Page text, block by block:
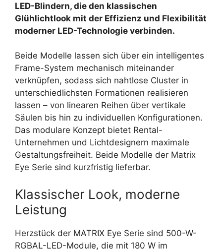
LED-Blindern, die den klassischen
Glühlichtlook mit der Effizienz und Flexibilität
moderner LED-Technologie verbinden.
Beide Modelle lassen sich über ein intelligentes
Frame-System mechanisch miteinander
verknüpfen, sodass sich nahtlose Cluster in
unterschiedlichsten Formationen realisieren
lassen – von linearen Reihen über vertikale
Säulen bis hin zu individuellen Konfigurationen.
Das modulare Konzept bietet Rental-
Unternehmen und Lichtdesignern maximale
Gestaltungsfreiheit. Beide Modelle der Matrix
Eye Serie sind kurzfristig lieferbar.
Klassischer Look, moderne
Leistung
Herzstück der MATRIX Eye Serie sind 500-W-
RGBAL-LED-Module, die mit 180 W im